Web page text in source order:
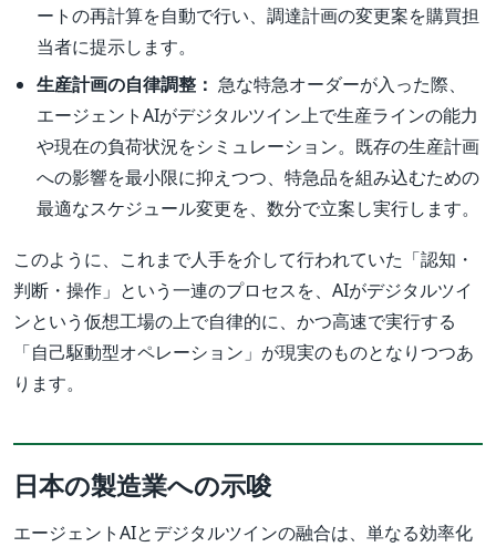
ートの再計算を自動で行い、調達計画の変更案を購買担
当者に提示します。
生産計画の自律調整： 急な特急オーダーが入った際、
エージェントAIがデジタルツイン上で生産ラインの能力
や現在の負荷状況をシミュレーション。既存の生産計画
への影響を最小限に抑えつつ、特急品を組み込むための
最適なスケジュール変更を、数分で立案し実行します。
このように、これまで人手を介して行われていた「認知・
判断・操作」という一連のプロセスを、AIがデジタルツイ
ンという仮想工場の上で自律的に、かつ高速で実行する
「自己駆動型オペレーション」が現実のものとなりつつあ
ります。
日本の製造業への示唆
エージェントAIとデジタルツインの融合は、単なる効率化